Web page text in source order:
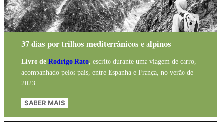
37 dias por trilhos mediterrânicos e alpinos
Livro de Rodrigo Rato, escrito durante uma viagem de carro,
acompanhado pelos pais, entre Espanha e França, no verão de
2023.
SABER MAIS